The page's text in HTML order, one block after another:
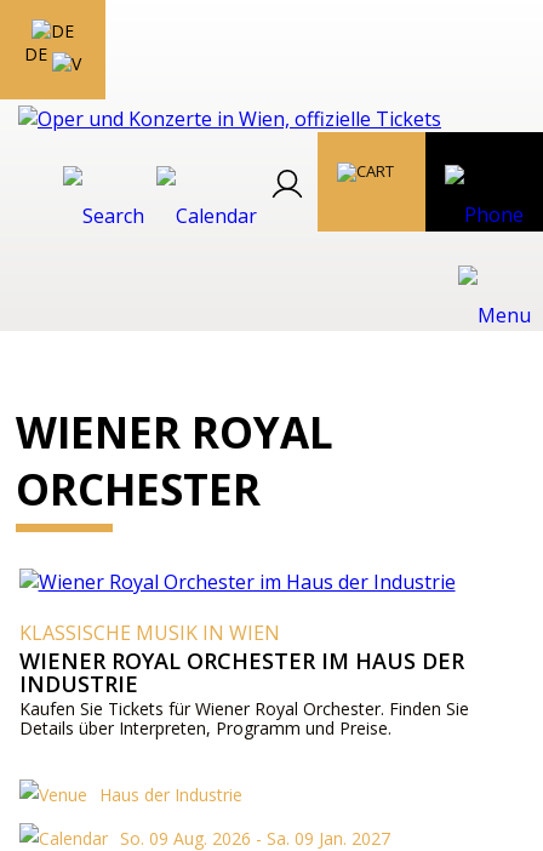
DE
WIENER ROYAL
ORCHESTER
KLASSISCHE MUSIK IN WIEN
WIENER ROYAL ORCHESTER IM HAUS DER
INDUSTRIE
Kaufen Sie Tickets für Wiener Royal Orchester. Finden Sie
Details über Interpreten, Programm und Preise.
Haus der Industrie
So. 09 Aug. 2026 - Sa. 09 Jan. 2027